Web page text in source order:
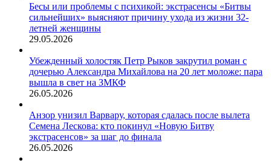
Бесы или проблемы с психикой: экстрасенсы «Битвы
сильнейших» выясняют причину ухода из жизни 32-
летней женщины
29.05.2026
Убежденный холостяк Петр Рыков закрутил роман с
дочерью Александра Михайлова на 20 лет моложе: пара
вышла в свет на ЗМКФ
26.05.2026
Анзор унизил Варвару, которая сдалась после вылета
Семена Лескова: кто покинул «Новую Битву
экстрасенсов» за шаг до финала
26.05.2026